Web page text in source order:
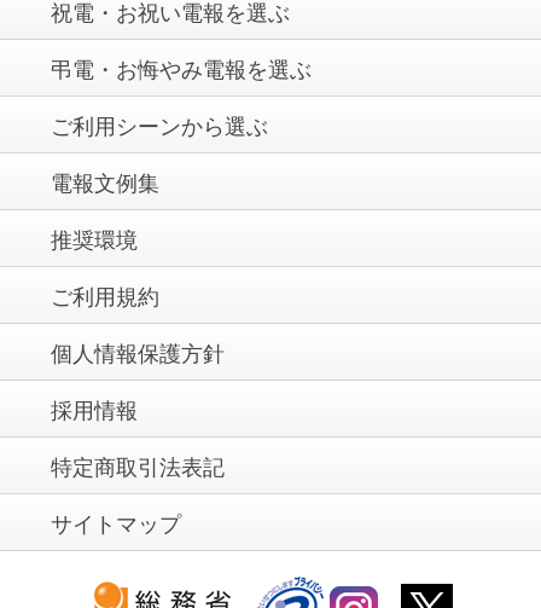
祝電・お祝い電報を選ぶ
弔電・お悔やみ電報を選ぶ
ご利用シーンから選ぶ
電報文例集
推奨環境
ご利用規約
個人情報保護方針
採用情報
特定商取引法表記
サイトマップ